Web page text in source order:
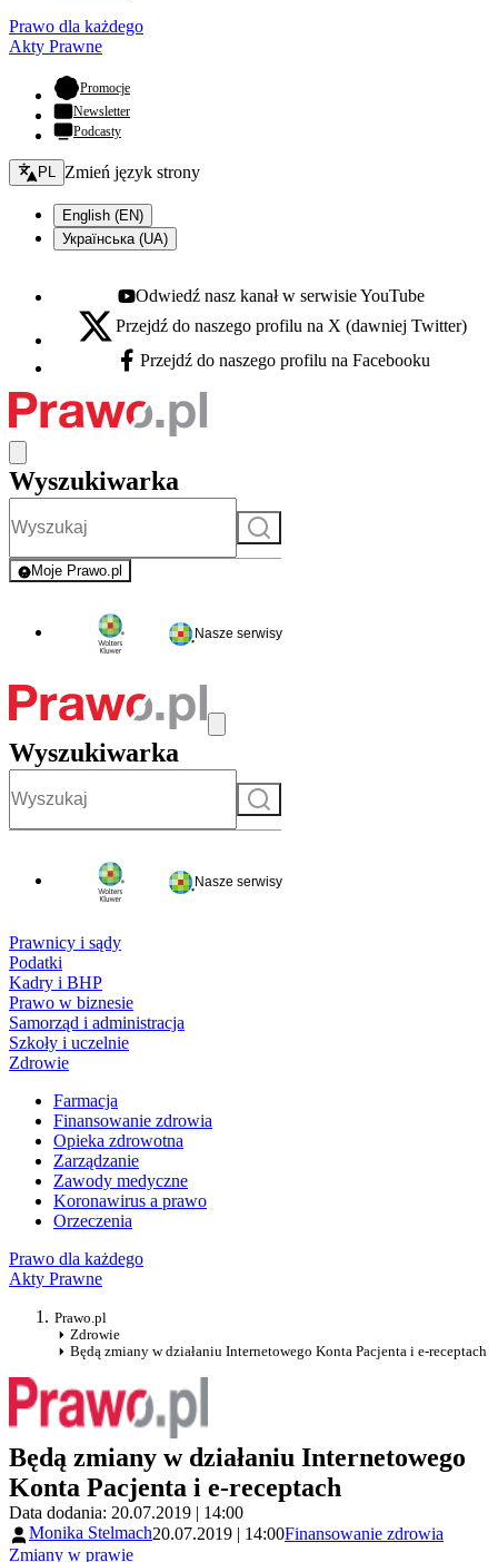
Prawo dla każdego
Akty Prawne
Promocje- otwiera się w nowej karcie
Newsletter
Podcasty
Zmień język - bieżący:
PL Zmień język strony
English (EN)
Українська (UA)
Youtube - otwiera się w nowej karcie
Odwiedź nasz kanał w serwisie YouTube
X - otwiera się w nowej karcie
Przejdź do naszego profilu na X (dawniej Twitter)
Facebook - otwiera się w nowej karcie
Przejdź do naszego profilu na Facebooku
Wyszukiwarka
Szukaj
Moje Prawo.pl
- rejestracja i logowanie do serwisu
Nasze serwisy
Wyszukiwarka
Szukaj
Nasze serwisy
Prawnicy i sądy
Podatki
Kadry i BHP
Prawo w biznesie
Samorząd i administracja
Szkoły i uczelnie
Zdrowie
Farmacja
Finansowanie zdrowia
Opieka zdrowotna
Zarządzanie
Zawody medyczne
Koronawirus a prawo
Orzeczenia
Prawo dla każdego
Akty Prawne
Prawo.pl
Zdrowie
Będą zmiany w działaniu Internetowego Konta Pacjenta i e-receptach
Będą zmiany w działaniu Internetowego
Konta Pacjenta i e-receptach
Data dodania: 20.07.2019 | 14:00
Monika Stelmach20.07.2019 | 14:00Finansowanie zdrowia
Zmiany w prawie